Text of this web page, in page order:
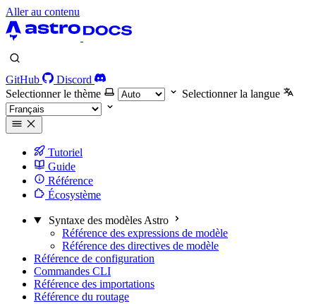
Aller au contenu
GitHub
Discord
Selectionner le thème
Selectionner la langue
Tutoriel
Guide
Référence
Écosystème
Syntaxe des modèles Astro
Référence des expressions de modèle
Référence des directives de modèle
Référence de configuration
Commandes CLI
Référence des importations
Référence du routage